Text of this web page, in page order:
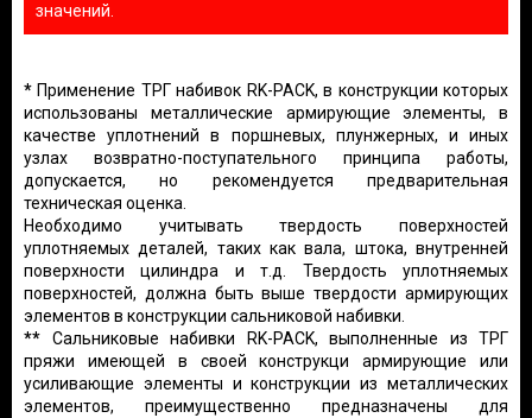
значений.
* Применение ТРГ набивок RK-PACK, в конструкции которых
использованы металлические армирующие элементы, в
качестве уплотнений в поршневых, плунжерных, и иных
узлах возвратно-поступательного принципа работы,
допускается, но рекомендуется предварительная
техническая оценка.
Необходимо учитывать твердость поверхностей
уплотняемых деталей, таких как вала, штока, внутренней
поверхности цилиндра и т.д. Твердость уплотняемых
поверхностей, должна быть выше твердости армирующих
элементов в конструкции сальниковой набивки.
**
Сальниковые набивки RK-PACK, выполненные из ТРГ
пряжи имеющей в своей конструкци армирующие или
усиливающие элементы и конструкции из металлических
элементов, преимущественно предназначены для